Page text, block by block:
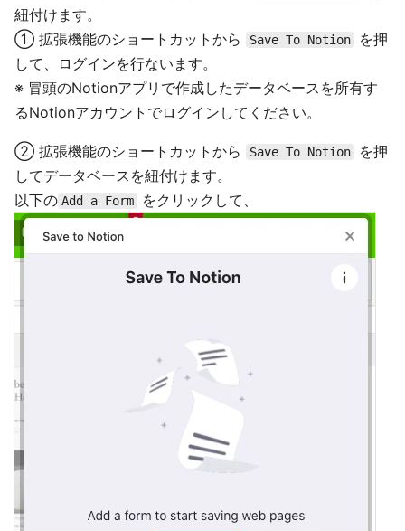
紐付けます。
① 拡張機能のショートカットから
Save To Notion
を押
して、ログインを行ないます。
※ 冒頭のNotionアプリで作成したデータベースを所有す
るNotionアカウントでログインしてください。
② 拡張機能のショートカットから Save To Notion
を押
してデータベースを紐付けます。
以下の Add a Form をクリックして、